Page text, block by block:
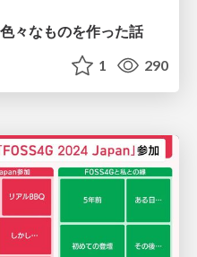
々なものを作った話
1 290